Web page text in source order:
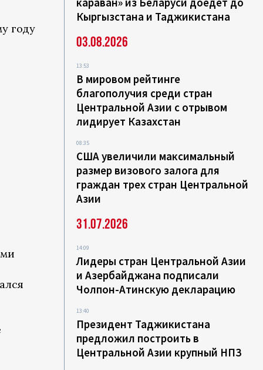
году
Кыргызстана и Таджикистана
03.08.2026
13:53
В мировом рейтинге
благополучия среди стран
Центральной Азии с отрывом
лидирует Казахстан
08:35
США увеличили максимальный
размер визового залога для
граждан трех стран Центральной
Азии
31.07.2026
14:09
Лидеры стран Центральной Азии
и Азербайджана подписали
Чолпон-Атинскую декларацию
13:40
Президент Таджикистана
предложил построить в
Центральной Азии крупный НПЗ